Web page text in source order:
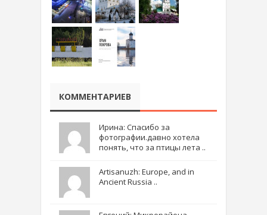
КОММЕНТАРИЕВ
Ирина: Спасибо за
фотографии.давно хотела
понять, что за птицы лета ..
Artisanuzh: Europe, and in
Ancient Russia ..